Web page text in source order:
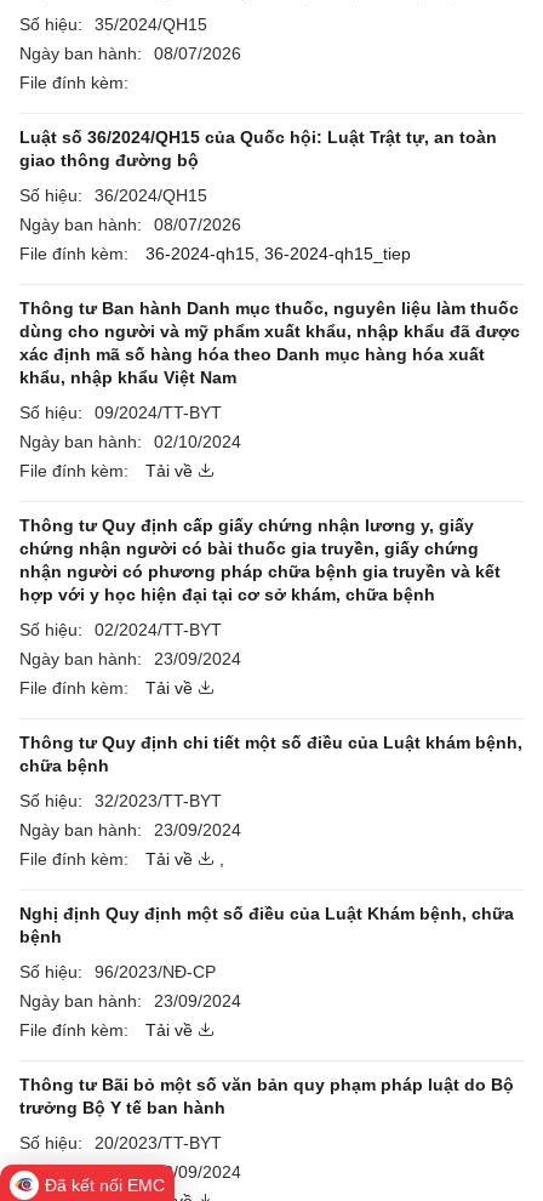
Số hiệu:
35/2024/QH15
Ngày ban hành:
08/07/2026
File đính kèm:
Luật số 36/2024/QH15 của Quốc hội: Luật Trật tự, an toàn
giao thông đường bộ
Số hiệu:
36/2024/QH15
Ngày ban hành:
08/07/2026
File đính kèm:
36-2024-qh15, 36-2024-qh15_tiep
Thông tư Ban hành Danh mục thuốc, nguyên liệu làm thuốc
dùng cho người và mỹ phẩm xuất khẩu, nhập khẩu đã được
xác định mã số hàng hóa theo Danh mục hàng hóa xuất
khẩu, nhập khẩu Việt Nam
Số hiệu:
09/2024/TT-BYT
Ngày ban hành:
02/10/2024
File đính kèm:
Tải về
Thông tư Quy định cấp giấy chứng nhận lương y, giấy
chứng nhận người có bài thuốc gia truyền, giấy chứng
nhận người có phương pháp chữa bệnh gia truyền và kết
hợp với y học hiện đại tại cơ sở khám, chữa bệnh
Số hiệu:
02/2024/TT-BYT
Ngày ban hành:
23/09/2024
File đính kèm:
Tải về
Thông tư Quy định chi tiết một số điều của Luật khám bệnh,
chữa bệnh
Số hiệu:
32/2023/TT-BYT
Ngày ban hành:
23/09/2024
File đính kèm:
Tải về
Nghị định Quy định một số điều của Luật Khám bệnh, chữa
bệnh
Số hiệu:
96/2023/NĐ-CP
Ngày ban hành:
23/09/2024
File đính kèm:
Tải về
Thông tư Bãi bỏ một số văn bản quy phạm pháp luật do Bộ
trưởng Bộ Y tế ban hành
Số hiệu:
20/2023/TT-BYT
Ngày ban hành:
23/09/2024
Đã kết nối EMC